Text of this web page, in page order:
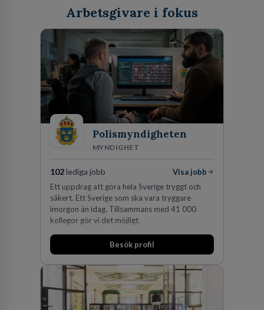
Arbetsgivare i fokus
Polismyndigheten
MYNDIGHET
102lediga jobb
Visa jobb
Ett uppdrag att göra hela Sverige tryggt och
säkert. Ett Sverige som ska vara tryggare
imorgon än idag. Tillsammans med 41 000
kollegor gör vi det möjligt.
Besök profil